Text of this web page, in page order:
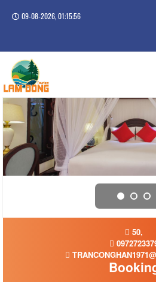
09-08-2026, 01:15:56
50,